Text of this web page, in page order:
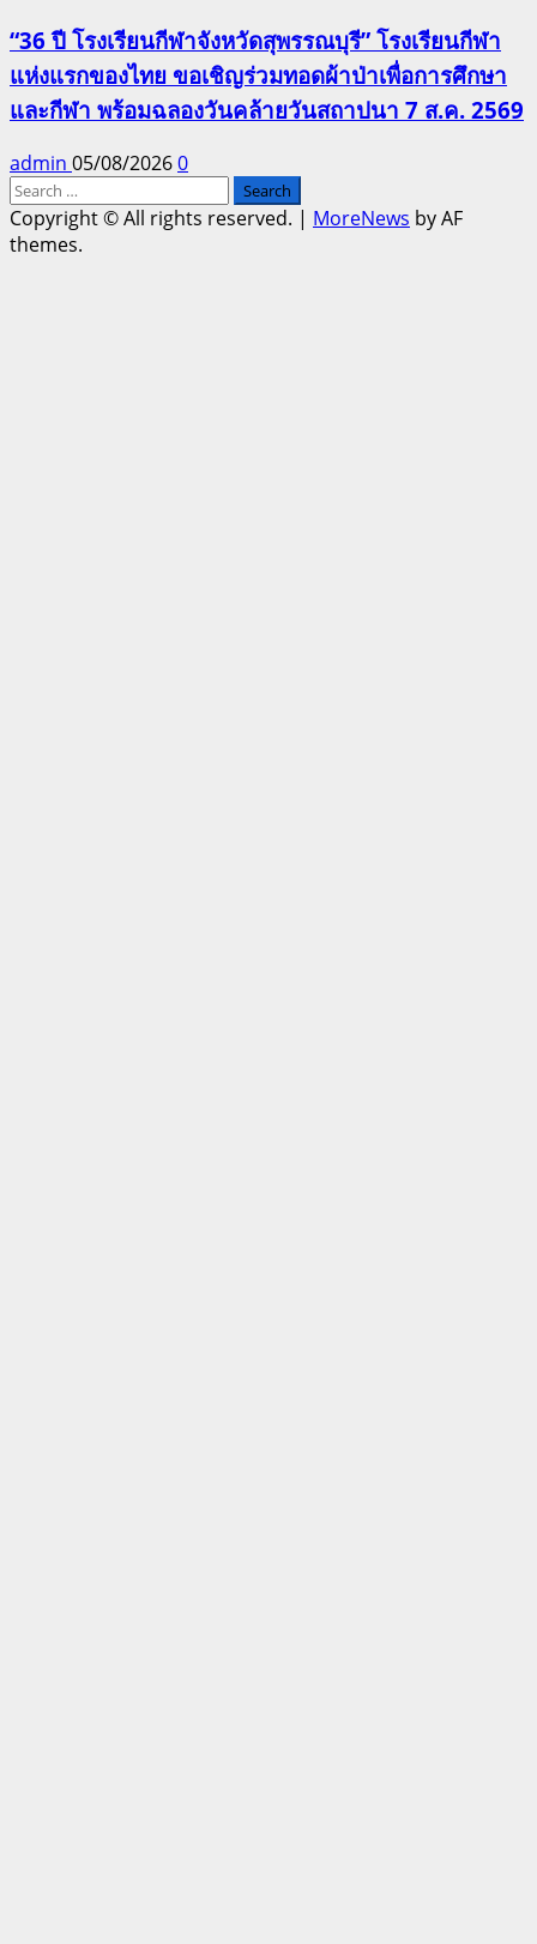
“36 ปี โรงเรียนกีฬาจังหวัดสุพรรณบุรี” โรงเรียนกีฬา
แห่งแรกของไทย ขอเชิญร่วมทอดผ้าป่าเพื่อการศึกษา
และกีฬา พร้อมฉลองวันคล้ายวันสถาปนา 7 ส.ค. 2569
admin 05/08/20260
Search
for:
Copyright © All rights reserved. | MoreNews by AF
themes.